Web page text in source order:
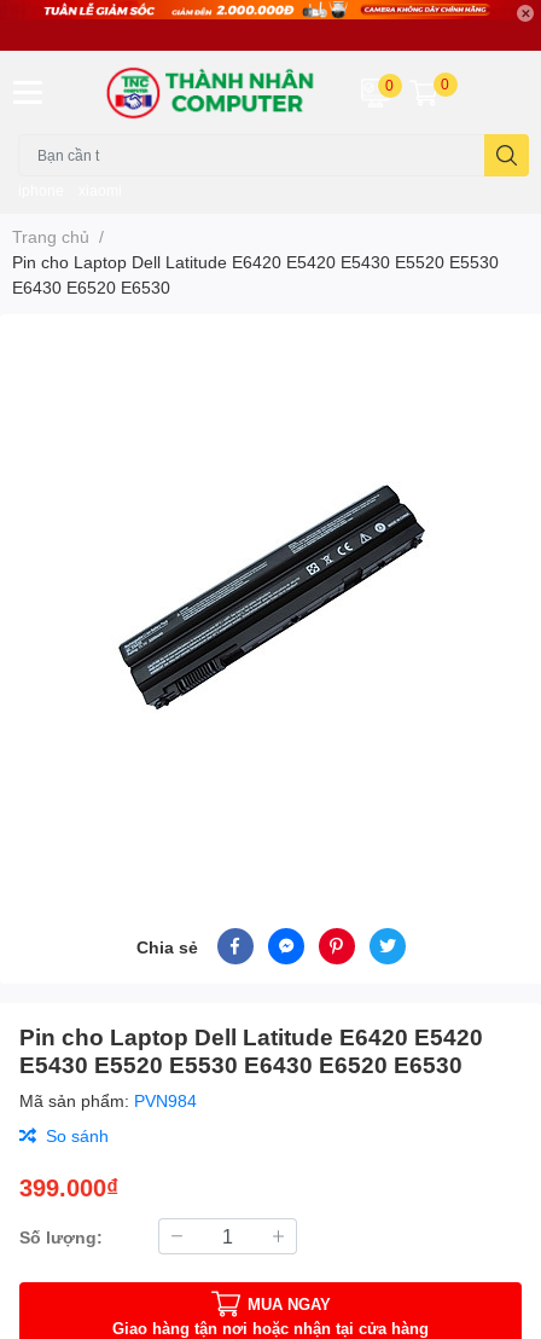
0 0
Trang chủ /
Pin cho Laptop Dell Latitude E6420 E5420 E5430 E5520 E5530
E6430 E6520 E6530
Chia sẻ
Pin cho Laptop Dell Latitude E6420 E5420
E5430 E5520 E5530 E6430 E6520 E6530
Mã sản phẩm: PVN984
So sánh
399.000₫
Số lượng:
MUA NGAY
Giao hàng tận nơi hoặc nhận tại cửa hàng